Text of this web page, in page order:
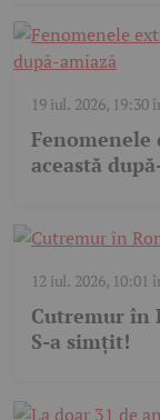
19 iul. 2026, 19:30
această
12 iul. 2026, 10:01
Cutremur în
S-a simțit!